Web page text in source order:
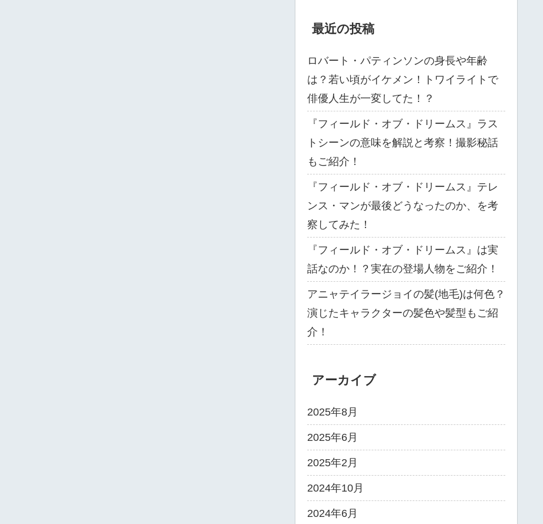
最近の投稿
ロバート・パティンソンの身長や年齢
は？若い頃がイケメン！トワイライトで
俳優人生が一変してた！？
『フィールド・オブ・ドリームス』ラス
トシーンの意味を解説と考察！撮影秘話
もご紹介！
『フィールド・オブ・ドリームス』テレ
ンス・マンが最後どうなったのか、を考
察してみた！
『フィールド・オブ・ドリームス』は実
話なのか！？実在の登場人物をご紹介！
アニャテイラージョイの髪(地毛)は何色？
演じたキャラクターの髪色や髪型もご紹
介！
アーカイブ
2025年8月
2025年6月
2025年2月
2024年10月
2024年6月